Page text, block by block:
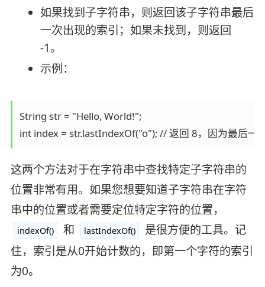
如果找到子字符串，则返回该子字符串最后
一次出现的索引；如果未找到，则返回
-1。
示例：
String str = "Hello, World!";
int index = str.lastIndexOf("o"); // 返回 8，因为最后一
这两个方法对于在字符串中查找特定子字符串的
位置非常有用。如果您想要知道子字符串在字符
串中的位置或者需要定位特定字符的位置，
indexOf() 和 lastIndexOf()
是很方便的工具。记
住，索引是从0开始计数的，即第一个字符的索引
为0。